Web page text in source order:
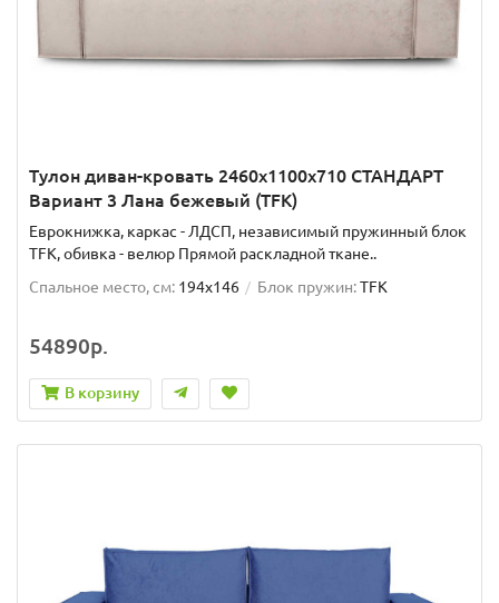
Тулон диван-кровать 2460х1100х710 СТАНДАРТ
Вариант 3 Лана бежевый (TFK)
Еврокнижка, каркас - ЛДСП, независимый пружинный блок
TFK, обивка - велюр Прямой раскладной ткане..
Спальное место, см: 194x146 Блок пружин:TFK
54890р.
В корзину